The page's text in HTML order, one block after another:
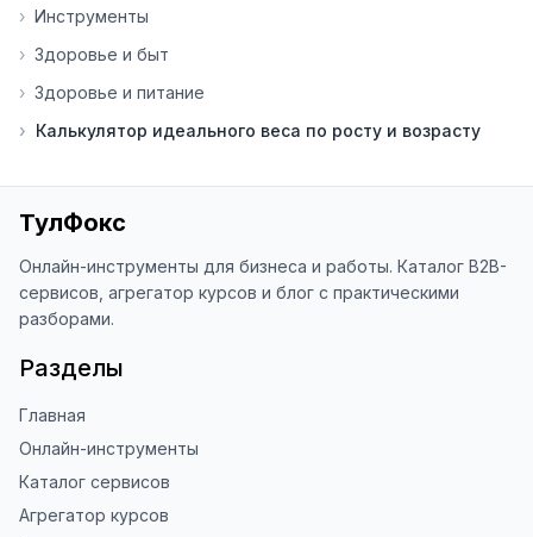
Елена•7 мая 2026 г., 12:42
Елена • 7 мая 2026 г., 12:27
готова правильно питаться
Вероника
› Инструменты
› Здоровье и быт
› Здоровье и питание
› Калькулятор идеального веса по росту и возрасту
ТулФокс
Онлайн-инструменты для бизнеса и работы. Каталог B2B-
сервисов, агрегатор курсов и блог с практическими
разборами.
Разделы
Главная
Онлайн-инструменты
Каталог сервисов
Агрегатор курсов